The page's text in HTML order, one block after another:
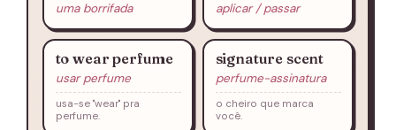
uma borrifada aplicar / passar
to wear perfume
usar perfume
usa-se "wear" pra
perfume.
signature scent
perfume-assinatura
o cheiro que marca
você.